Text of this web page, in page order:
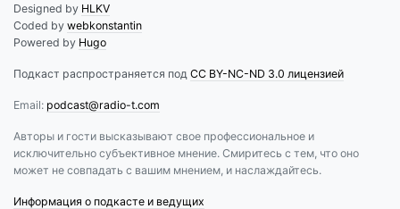
Designed by HLKV
Coded by webkonstantin
Powered by Hugo
Подкаст распространяется под CC BY-NC-ND 3.0 лицензией
Email: podcast@radio-t.com
Авторы и гости высказывают свое профессиональное и
исключительно субъективное мнение. Смиритесь с тем, что оно
может не совпадать с вашим мнением, и наслаждайтесь.
Информация о подкасте и ведущих